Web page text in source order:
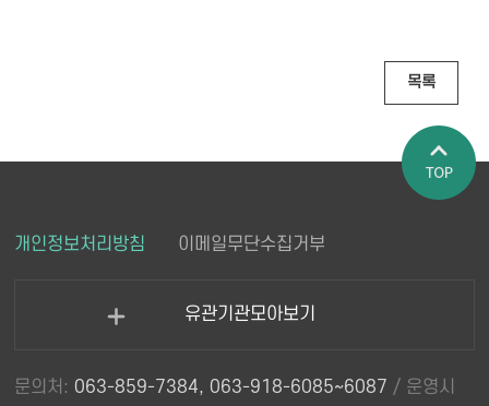
목록
개인정보처리방침 이메일무단수집거부
유관기관모아보기
문의처: 063-859-7384, 063-918-6085~6087 / 운영시